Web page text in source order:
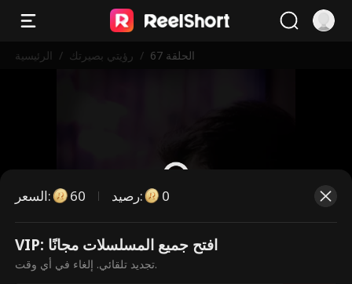
الرئيسية / رؤيتي بصيرتك / الحلقة 67
هذه حلقة مدفوعة. يرجى فتح القفل
السعر: 60 رصيد: 0
VIP: افتح جميع المسلسلات مجانًا
تجديد تلقائي. إلغاء في أي وقت.